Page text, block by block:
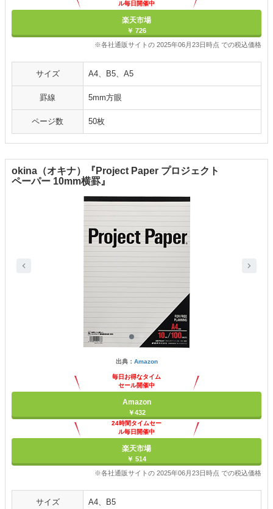
ル毎日開催中
楽天市場
￥ 726
※各社通販サイトの 2025年06月23日時点 での税込価格
サイズ A4、B5、A5
罫線 5mm方眼
ページ数 50枚
okina（オキナ）『Project Paper プロジェクト
ペーパー 10mm横罫』
出典： Amazon
毎日お得なタイム
セール開催中
Amazon
￥432
24時間タイムセー
ル毎日開催中
楽天市場
￥ 514
※各社通販サイトの 2025年06月23日時点 での税込価格
サイズ A4、B5